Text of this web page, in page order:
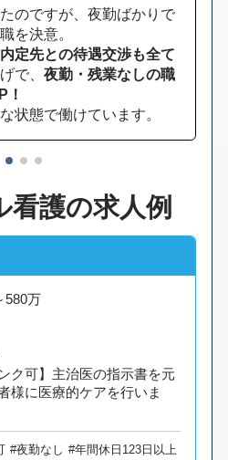
のですが、夜勤ばかりで
を決意。
内定先との待遇交渉も全て
で、 夜勤・残業なしの職
！
状態で働けています。
看護の求人例
580万
ンク可】主治医の指示書を元
様に医療的ケアを行いま
#夜勤なし #年間休日123日以上